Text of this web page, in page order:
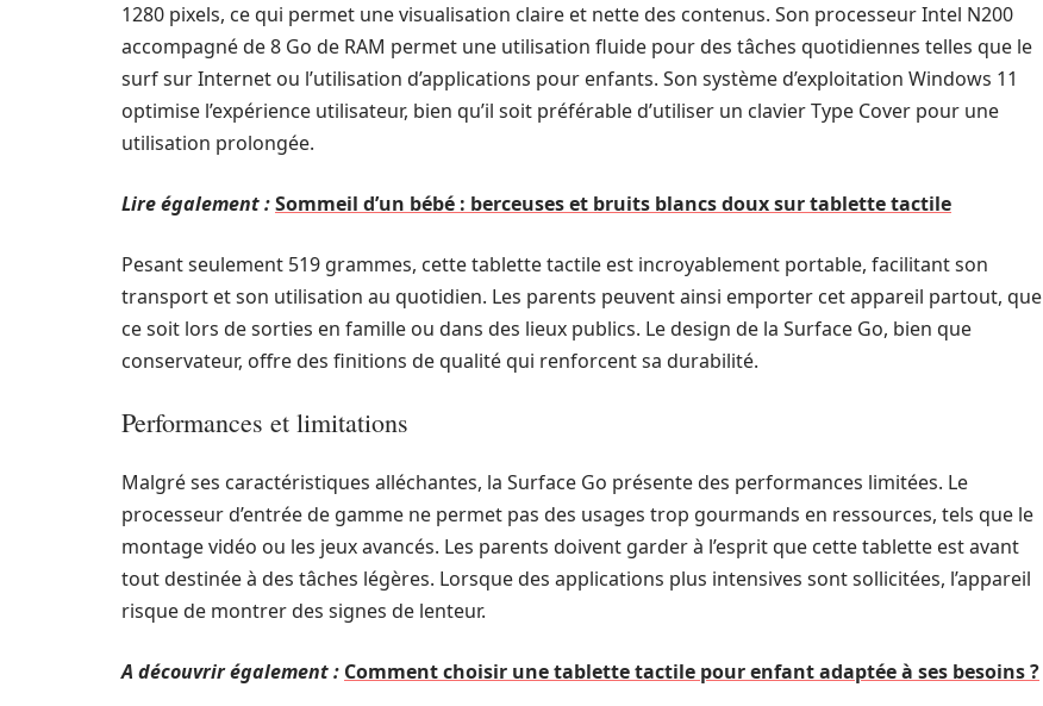
1280 pixels, ce qui permet une visualisation claire et nette des contenus. Son processeur Intel N200
accompagné de 8 Go de RAM permet une utilisation fluide pour des tâches quotidiennes telles que le
surf sur Internet ou l’utilisation d’applications pour enfants. Son système d’exploitation Windows 11
optimise l’expérience utilisateur, bien qu’il soit préférable d’utiliser un clavier Type Cover pour une
utilisation prolongée.
Lire également :Sommeil d’un bébé : berceuses et bruits blancs doux sur tablette tactile
Pesant seulement 519 grammes, cette tablette tactile est incroyablement portable, facilitant son
transport et son utilisation au quotidien. Les parents peuvent ainsi emporter cet appareil partout, que
ce soit lors de sorties en famille ou dans des lieux publics. Le design de la Surface Go, bien que
conservateur, offre des finitions de qualité qui renforcent sa durabilité.
Performances et limitations
Malgré ses caractéristiques alléchantes, la Surface Go présente des performances limitées. Le
processeur d’entrée de gamme ne permet pas des usages trop gourmands en ressources, tels que le
montage vidéo ou les jeux avancés. Les parents doivent garder à l’esprit que cette tablette est avant
tout destinée à des tâches légères. Lorsque des applications plus intensives sont sollicitées, l’appareil
risque de montrer des signes de lenteur.
A découvrir également : Comment choisir une tablette tactile pour enfant adaptée à ses besoins ?